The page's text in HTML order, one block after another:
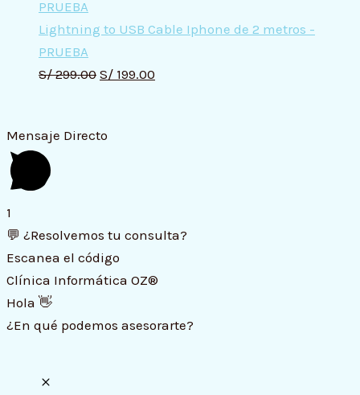
Lightning to USB Cable Iphone de 2 metros -
PRUEBA
S/299.00 S/ 199.00
Mensaje Directo
1
💬 ¿Resolvemos tu consulta?
Escanea el código
Clínica Informática OZ®
Hola 👋
¿En qué podemos asesorarte?